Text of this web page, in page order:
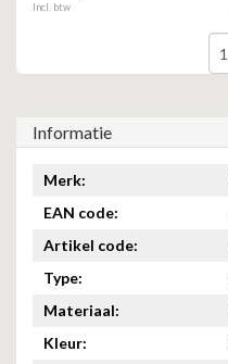
Incl. btw
Informatie
Merk:
EAN code:
Artikel code:
Type:
Materiaal:
Kleur: